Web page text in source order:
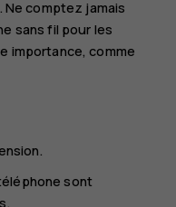
comptez jamais
sans fil pour les
importance, comme
sont